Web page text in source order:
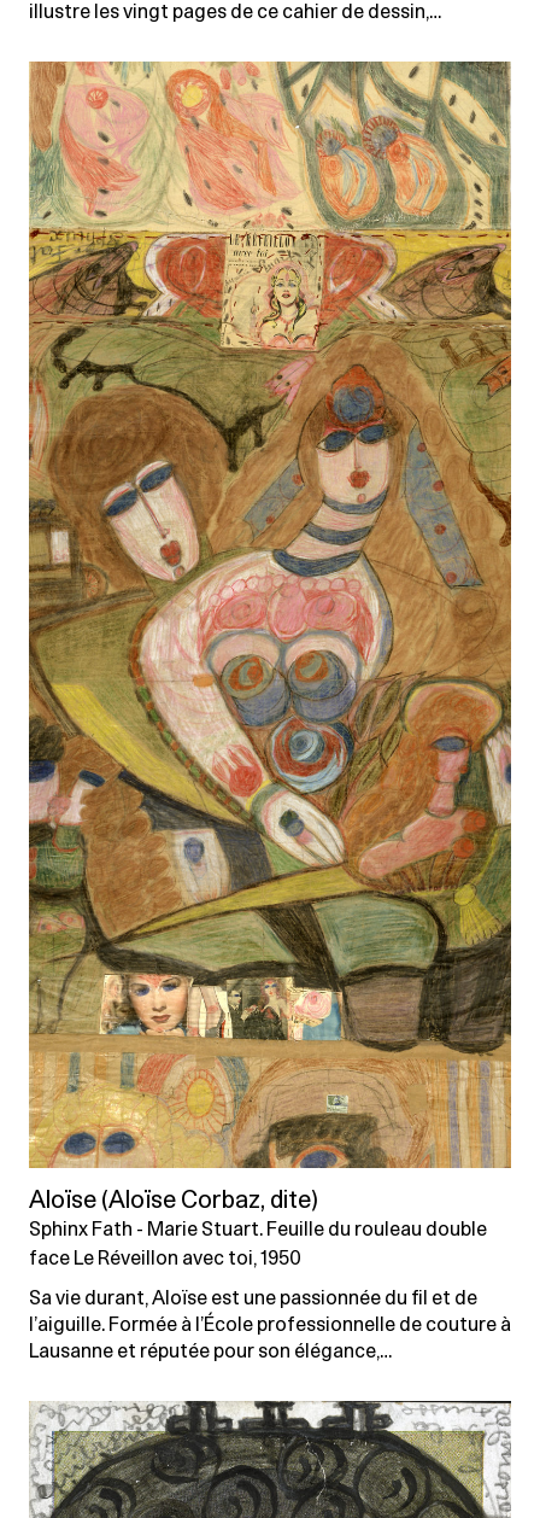
illustre les vingt pages de ce cahier de dessin,…
Aloïse (Aloïse Corbaz, dite)
Sphinx Fath - Marie Stuart. Feuille du rouleau double
face Le Réveillon avec toi, 1950
Sa vie durant, Aloïse est une passionnée du fil et de
l’aiguille. Formée à l’École professionnelle de couture à
Lausanne et réputée pour son élégance,…